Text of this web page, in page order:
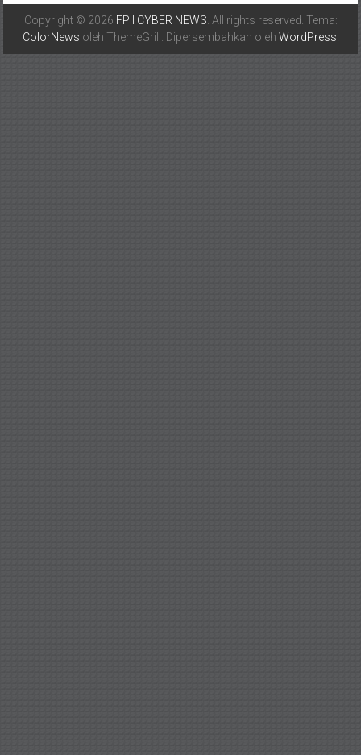
Copyright © 2026 FPII CYBER NEWS . All rights reserved. Tema:
ColorNews oleh ThemeGrill. Dipersembahkan oleh WordPress